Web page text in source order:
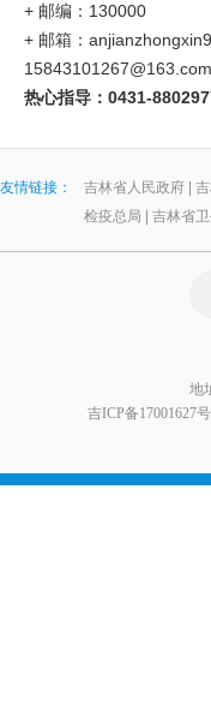
+ 邮编：130000
+ 邮箱：
15843101267@163.com
热心指导：0431-
友情链接： 吉林省人民政府
检疫总局
吉林省
地
吉ICP备17001627